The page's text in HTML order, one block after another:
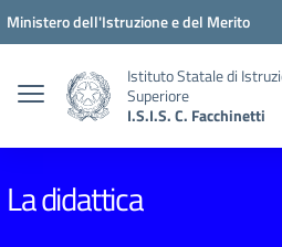
Vai ai contenuti
Vai al menu di navigazione
Vai al footer
Ministero dell'Istruzione e del Merito
Istituto Statale di
Superiore
I.S.I.S. C. Facchinetti
La didattica